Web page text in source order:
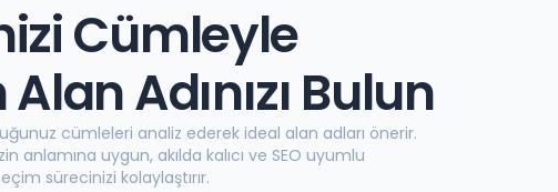
Cümleyle
Adınızı Bulun
cümleleri analiz ederek ideal alan adları önerir.
anlamına uygun, akılda kalıcı ve SEO uyumlu
sürecinizi kolaylaştırır.